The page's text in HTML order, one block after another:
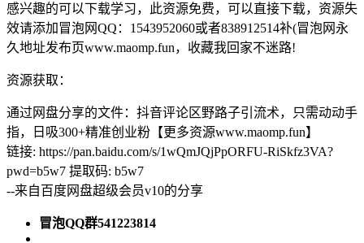
感兴趣的可以下载学习，此资源免费，可以直接下载，资源失
效请添加冒泡网QQ：1543952060或者838912514补(冒泡网永
久地址发布页www.maomp.fun，收藏我回家不迷路!
资源获取：
通过网盘分享的文件：抖音评论区野路子引流术，只需动动手
指，日吸300+精准创业粉【更多资源www.maomp.fun】
链接: https://pan.baidu.com/s/1wQmJQjPpORFU-RiSkfz3VA?
pwd=b5w7 提取码: b5w7
--来自百度网盘超级会员v10的分享
冒泡QQ群541223814